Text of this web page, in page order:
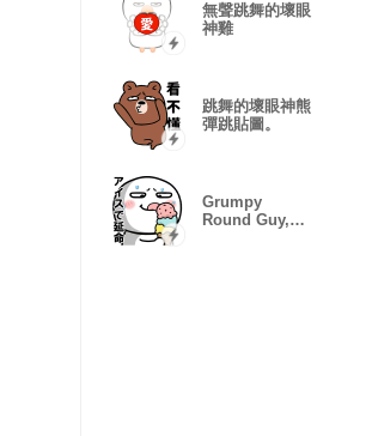
無聲跳舞的壞眼
神雞
跳舞的壞眼神熊
彈跳貼圖。
Grumpy
Round Guy,